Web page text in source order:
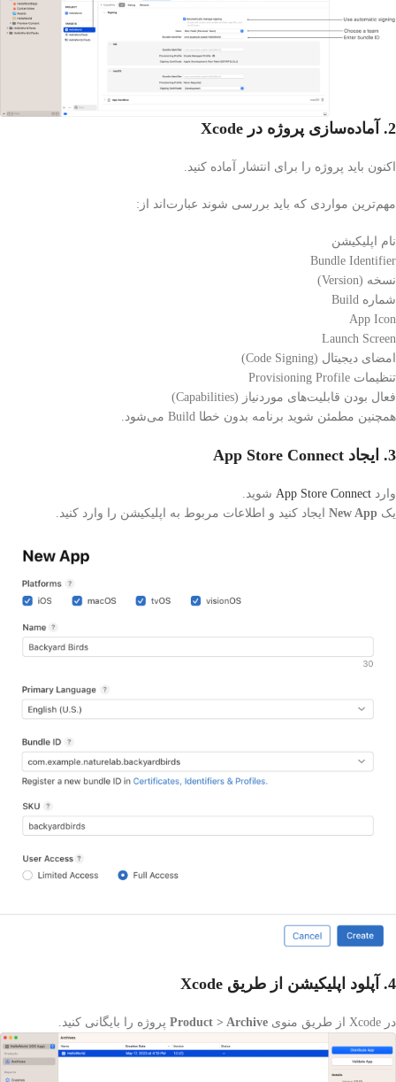
2. آماده‌سازی پروژه در Xcode
اکنون باید پروژه را برای انتشار آماده کنید.
مهم‌ترین مواردی که باید بررسی شوند عبارت‌اند از:
نام اپلیکیشن
Bundle Identifier
نسخه (Version)
شماره Build
App Icon
Launch Screen
امضای دیجیتال (Code Signing)
تنظیمات Provisioning Profile
فعال بودن قابلیت‌های موردنیاز (Capabilities)
همچنین مطمئن شوید برنامه بدون خطا Build می‌شود.
3. ایجاد App Store Connect
وارد App Store Connect شوید.
یک New App ایجاد کنید و اطلاعات مربوط به اپلیکیشن را وارد کنید.
4. آپلود اپلیکیشن از طریق Xcode
در Xcode از طریق منوی Product > Archive پروژه را بایگانی کنید.